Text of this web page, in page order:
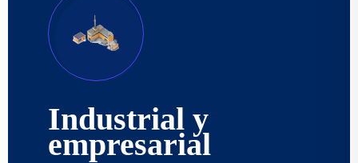
Industrial y
empresarial